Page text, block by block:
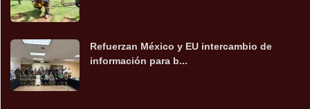
Refuerzan México y EU intercambio de
información para b...